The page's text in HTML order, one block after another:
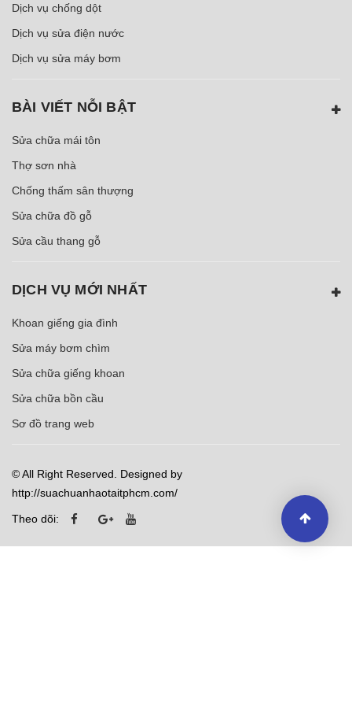
Dịch vụ chống dột
Dịch vụ sửa điện nước
Dịch vụ sửa máy bơm
BÀI VIẾT NỖI BẬT
Sửa chữa mái tôn
Thợ sơn nhà
Chống thấm sân thượng
Sửa chữa đồ gỗ
Sửa cầu thang gỗ
DỊCH VỤ MỚI NHẤT
Khoan giếng gia đình
Sửa máy bơm chìm
Sửa chữa giếng khoan
Sửa chữa bồn cầu
Sơ đồ trang web
© All Right Reserved. Designed by
http://suachuanhaotaitphcm.com/
Theo dõi: